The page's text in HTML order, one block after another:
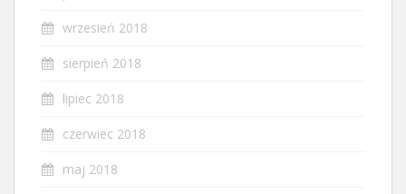
wrzesień 2018
sierpień 2018
lipiec 2018
czerwiec 2018
maj 2018